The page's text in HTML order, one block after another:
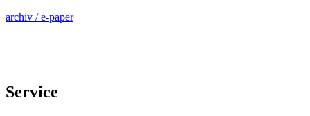
archiv / e-paper
Service